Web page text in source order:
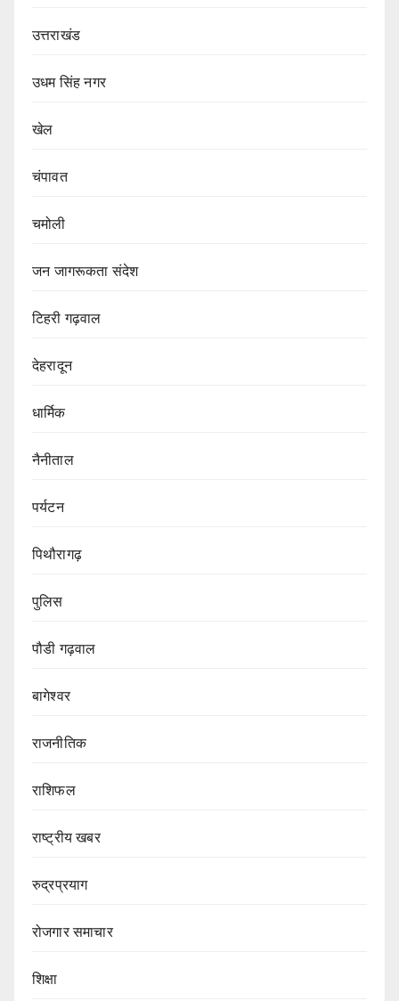
उत्तराखंड
उधम सिंह नगर
खेल
चंपावत
चमोली
जन जागरूकता संदेश
टिहरी गढ़वाल
देहरादून
धार्मिक
नैनीताल
पर्यटन
पिथौरागढ़
पुलिस
पौडी गढ़वाल
बागेश्वर
राजनीतिक
राशिफल
राष्ट्रीय खबर
रुद्रप्रयाग
रोजगार समाचार
शिक्षा